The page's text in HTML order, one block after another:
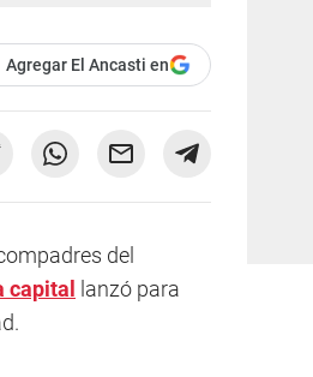
Agregar El Ancasti en
del
capital lanzó para